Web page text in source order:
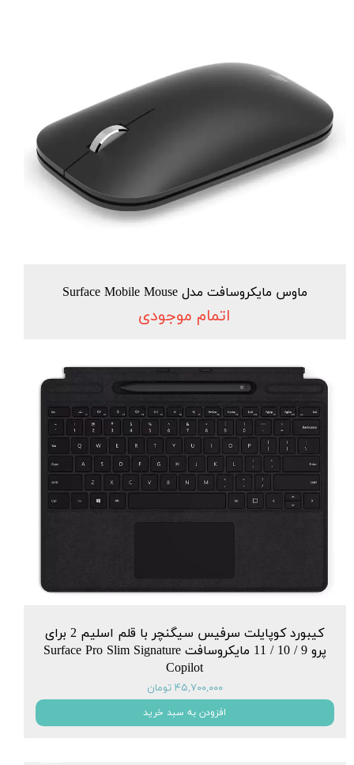
ماوس مایکروسافت مدل Surface Mobile Mouse
اتمام موجودی
کیبورد کوپایلت سرفیس سیگنچر با قلم اسلیم 2 برای
پرو 9 / 10 / 11 مایکروسافت Surface Pro Slim Signature
Copilot
۴۵,۷۰۰,۰۰۰ تومان
افزودن به سبد خرید